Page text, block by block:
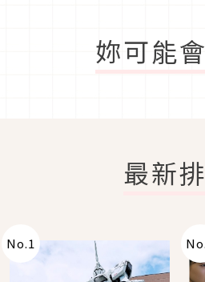
妳可能
最新
No.1 No.